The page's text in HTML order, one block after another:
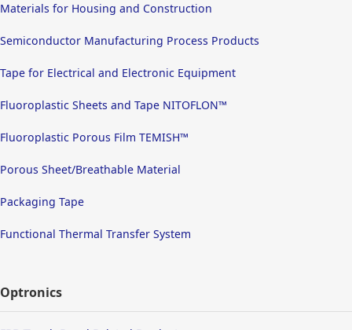
Materials for Housing and Construction
Semiconductor Manufacturing Process Products
Tape for Electrical and Electronic Equipment
Fluoroplastic Sheets and Tape NITOFLON™
Fluoroplastic Porous Film TEMISH™
Porous Sheet/Breathable Material
Packaging Tape
Functional Thermal Transfer System
Optronics